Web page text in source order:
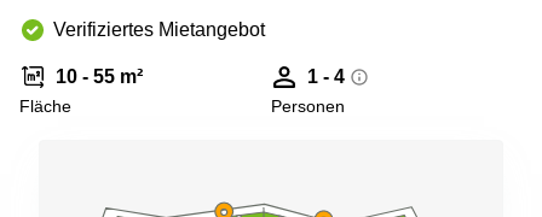
Tagungsraum
Büro
62 Köln
Erna-
Scheffler-
Str. 1A
Verifiziertes Mietangebot
10 - 55 m²
Fläche
1 - 4
Personen